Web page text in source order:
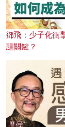
鄧飛：少子化衝
題關鍵？